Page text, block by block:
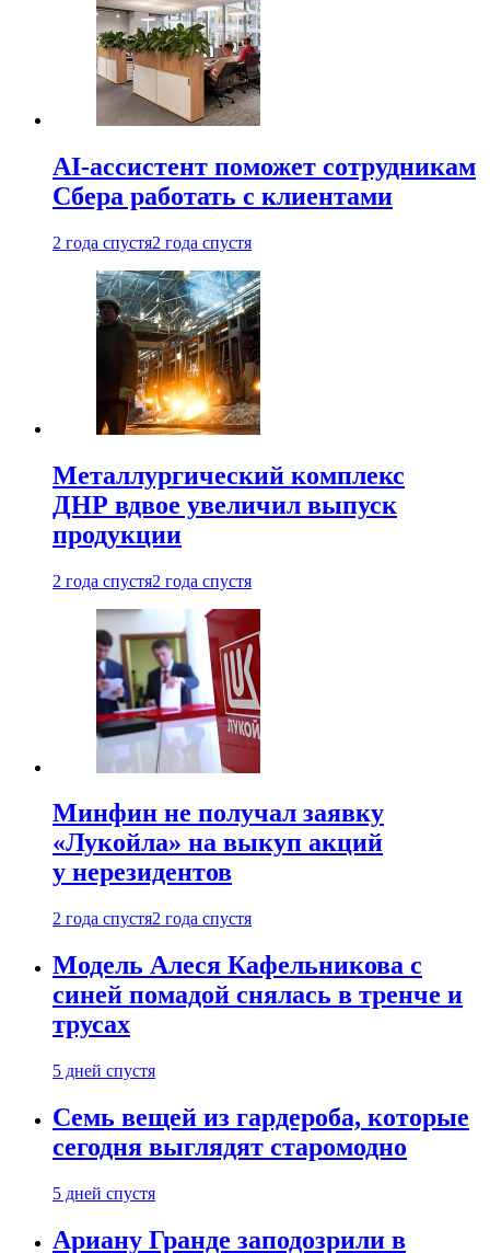
AI-ассистент поможет сотрудникам
Сбера работать с клиентами
2 года спустя2 года спустя
Металлургический комплекс
ДНР вдвое увеличил выпуск
продукции
2 года спустя2 года спустя
Минфин не получал заявку
«Лукойла» на выкуп акций
у нерезидентов
2 года спустя2 года спустя
Модель Алеся Кафельникова с
синей помадой снялась в тренче и
трусах
5 дней спустя
Семь вещей из гардероба, которые
сегодня выглядят старомодно
5 дней спустя
Ариану Гранде заподозрили в